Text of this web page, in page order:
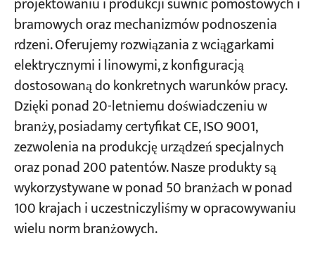
projektowaniu i produkcji suwnic pomostowych i
bramowych oraz mechanizmów podnoszenia
rdzeni. Oferujemy rozwiązania z wciągarkami
elektrycznymi i linowymi, z konfiguracją
dostosowaną do konkretnych warunków pracy.
Dzięki ponad 20-letniemu doświadczeniu w
branży, posiadamy certyfikat CE, ISO 9001,
zezwolenia na produkcję urządzeń specjalnych
oraz ponad 200 patentów. Nasze produkty są
wykorzystywane w ponad 50 branżach w ponad
100 krajach i uczestniczyliśmy w opracowywaniu
wielu norm branżowych.